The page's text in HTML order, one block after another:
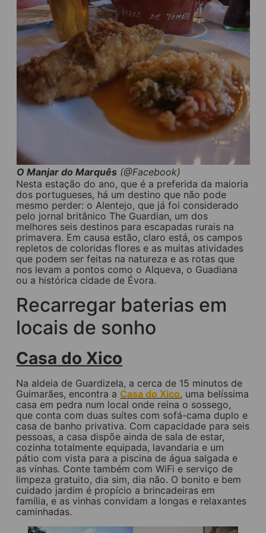
O Manjar do Marquês(@Facebook)
Nesta estação do ano, que é a preferida da maioria
dos portugueses, há um destino que não pode
mesmo perder: o Alentejo, que já foi considerado
pelo jornal britânico The Guardian, um dos
melhores seis destinos para escapadas rurais na
primavera. Em causa estão, claro está, os campos
repletos de coloridas flores e as muitas atividades
que podem ser feitas na natureza e as rotas que
nos levam a pontos como o Alqueva, o Guadiana
ou a histórica cidade de Évora.
Recarregar baterias em
locais de sonho
Casa do Xico
Na aldeia de Guardizela, a cerca de 15 minutos de
Guimarães, encontra a Casa do Xico, uma belíssima
casa em pedra num local onde reina o sossego,
que conta com duas suítes com sofá-cama duplo e
casa de banho privativa. Com capacidade para seis
pessoas, a casa dispõe ainda de sala de estar,
cozinha totalmente equipada, lavandaria e um
pátio com vista para a piscina de água salgada e
as vinhas. Conte também com WiFi e serviço de
limpeza gratuito, dia sim, dia não. O bonito e bem
cuidado jardim é propício a brincadeiras em
família, e as vinhas convidam a longas e relaxantes
caminhadas.